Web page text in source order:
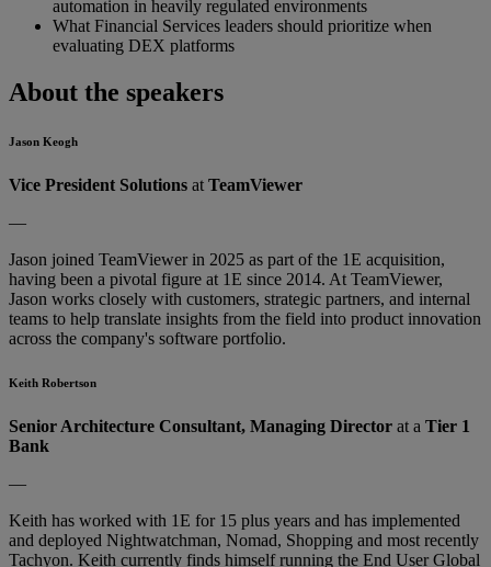
automation in heavily regulated environments
What Financial Services leaders should prioritize when
evaluating DEX platforms
About the speakers
Jason Keogh
Vice President Solutions at TeamViewer
—
Jason joined TeamViewer in 2025 as part of the 1E acquisition,
having been a pivotal figure at 1E since 2014. At TeamViewer,
Jason works closely with customers, strategic partners, and internal
teams to help translate insights from the field into product innovation
across the company's software portfolio.
Keith Robertson
Senior Architecture Consultant, Managing Director at a Tier 1
Bank
—
Keith has worked with 1E for 15 plus years and has implemented
and deployed Nightwatchman, Nomad, Shopping and most recently
Tachyon. Keith currently finds himself running the End User Global